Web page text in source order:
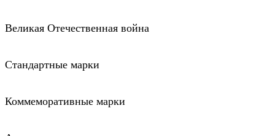
Великая Отечественная война
Стандартные марки
Коммеморативные марки